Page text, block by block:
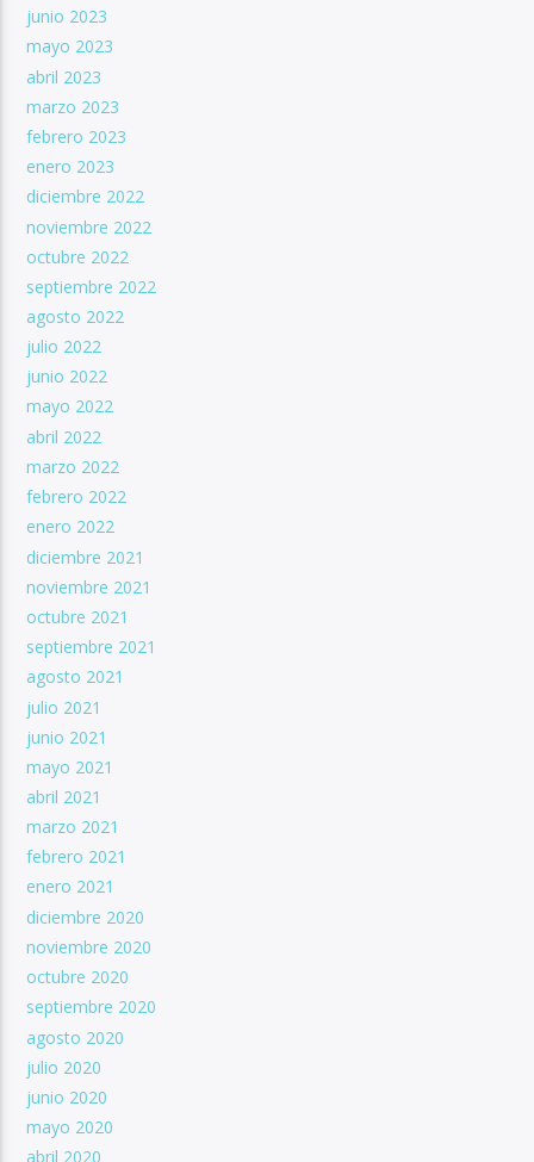
junio 2023
mayo 2023
abril 2023
marzo 2023
febrero 2023
enero 2023
diciembre 2022
noviembre 2022
octubre 2022
septiembre 2022
agosto 2022
julio 2022
junio 2022
mayo 2022
abril 2022
marzo 2022
febrero 2022
enero 2022
diciembre 2021
noviembre 2021
octubre 2021
septiembre 2021
agosto 2021
julio 2021
junio 2021
mayo 2021
abril 2021
marzo 2021
febrero 2021
enero 2021
diciembre 2020
noviembre 2020
octubre 2020
septiembre 2020
agosto 2020
julio 2020
junio 2020
mayo 2020
abril 2020